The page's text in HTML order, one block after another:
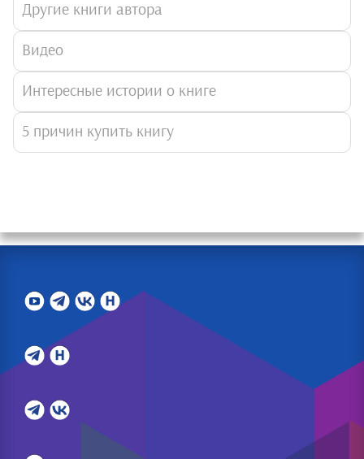
Другие книги автора
Видео
Интересные истории о книге
5 причин купить книгу